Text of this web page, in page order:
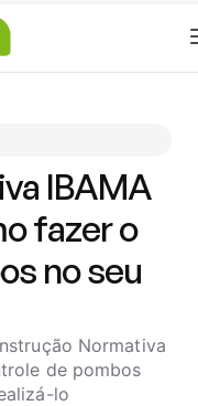
IBAMA
fazer o
no seu
Normativa
de pombos
lo